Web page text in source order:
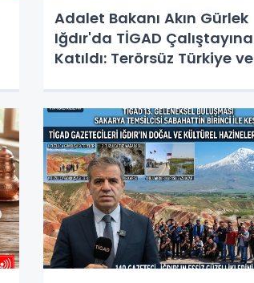
Adalet Bakanı Akın Gürlek
Iğdır'da TİGAD Çalıştayına
Katıldı: Terörsüz Türkiye ve